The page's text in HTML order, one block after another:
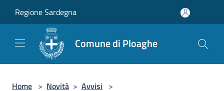
Regione Sardegna
Comune di Ploaghe
Home > Novità > Avvisi >